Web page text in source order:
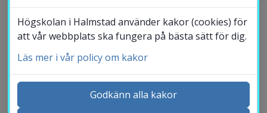
publicerar och synliggör din forskning, DiVA
och hantering av forskningsdata med mera.
Tjugo över åtta
Kunskapsbank för forskare
Publicera och synliggör din forskning
Om Högskolan
Bibliotek
Högskolan i Halmstad använder kakor (cookies) för
att vår webbplats ska fungera på bästa sätt för dig.
Läs mer i vår policy om kakor
Godkänn alla kakor